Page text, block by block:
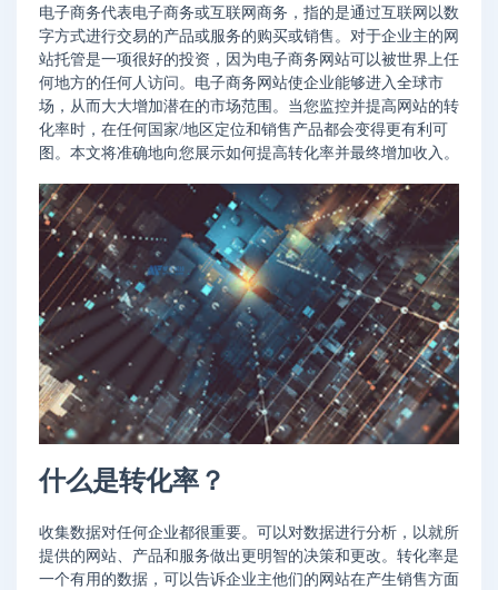
电子商务代表电子商务或互联网商务，指的是通过互联网以数
字方式进行交易的产品或服务的购买或销售。对于企业主的网
站托管是一项很好的投资，因为电子商务网站可以被世界上任
何地方的任何人访问。电子商务网站使企业能够进入全球市
场，从而大大增加潜在的市场范围。当您监控并提高网站的转
化率时，在任何国家/地区定位和销售产品都会变得更有利可
图。本文将准确地向您展示如何提高转化率并最终增加收入。
什么是转化率？
收集数据对任何企业都很重要。可以对数据进行分析，以就所
提供的网站、产品和服务做出更明智的决策和更改。转化率是
一个有用的数据，可以告诉企业主他们的网站在产生销售方面